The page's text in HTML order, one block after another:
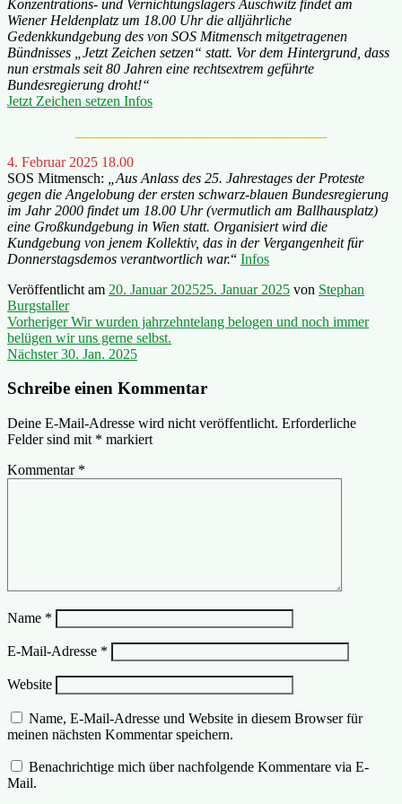
Konzentrations- und Vernichtungslagers Auschwitz findet am
Wiener Heldenplatz um 18.00 Uhr die alljährliche
Gedenkkundgebung des von SOS Mitmensch mitgetragenen
Bündnisses „Jetzt Zeichen setzen“ statt. Vor dem Hintergrund, dass
nun erstmals seit 80 Jahren eine rechtsextrem geführte
Bundesregierung droht!“
Jetzt Zeichen setzen Infos
4. Februar 2025 18.00
SOS Mitmensch:
„Aus Anlass des 25. Jahrestages der Proteste
gegen die Angelobung der ersten schwarz-blauen Bundesregierung
im Jahr 2000 findet um 18.00 Uhr (vermutlich am Ballhausplatz)
eine Großkundgebung in Wien statt. Organisiert wird die
Kundgebung von jenem Kollektiv, das in der Vergangenheit für
Donnerstagsdemos verantwortlich war.“ Infos
Veröffentlicht am 20. Januar 202525. Januar 2025 von Stephan
Burgstaller
Beitragsnavigation
Vorheriger Vorheriger
Beitrag:
Wir wurden jahrzehntelang belogen und noch immer
belügen wir uns gerne selbst.
Nächster Nächster
30. Jan. 2025
Schreibe einen Kommentar
Deine E-Mail-Adresse wird nicht veröffentlicht. Erforderliche
Felder sind mit * markiert
Kommentar *
Name *
E-Mail-Adresse *
Website
Name, E-Mail-Adresse und Website in diesem Browser für
meinen nächsten Kommentar speichern.
Benachrichtige mich über nachfolgende Kommentare via E-
Mail.